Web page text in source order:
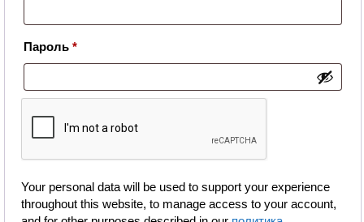
Пароль *Обязательно
Your personal data will be used to support your experience
throughout this website, to manage access to your account,